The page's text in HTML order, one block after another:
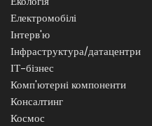
Електромобілі
Інтерв'ю
Інфраструктура/датацентри
ІТ-бізнес
Комп'ютерні компоненти
Консалтинг
Космос